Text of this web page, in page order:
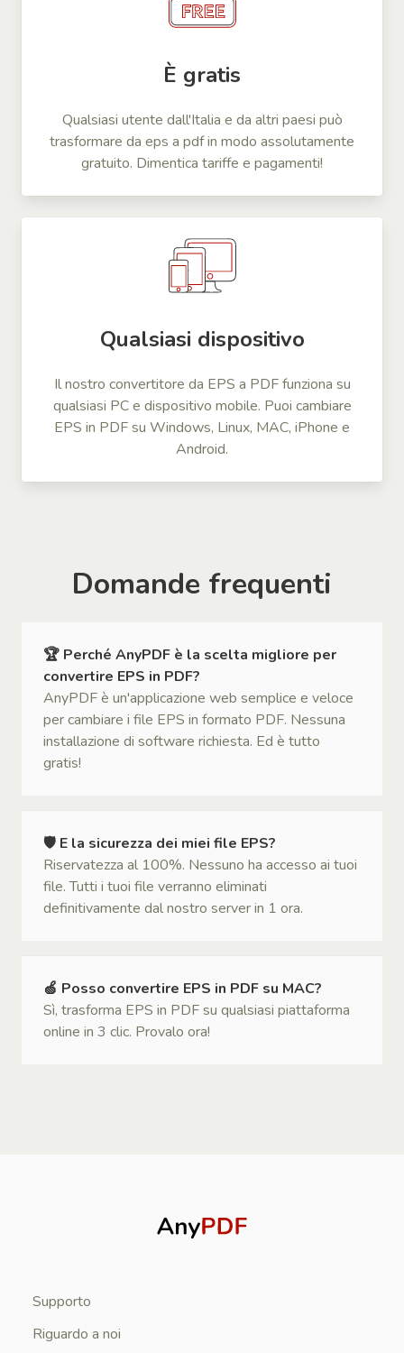
È gratis
Qualsiasi utente dall'Italia e da altri paesi può
trasformare da eps a pdf in modo assolutamente
gratuito. Dimentica tariffe e pagamenti!
Qualsiasi dispositivo
Il nostro convertitore da EPS a PDF funziona su
qualsiasi PC e dispositivo mobile. Puoi cambiare
EPS in PDF su Windows, Linux, MAC, iPhone e
Android.
Domande frequenti
🏆 Perché AnyPDF è la scelta migliore per
convertire EPS in PDF?
AnyPDF è un'applicazione web semplice e veloce
per cambiare i file EPS in formato PDF. Nessuna
installazione di software richiesta. Ed è tutto
gratis!
🛡 E la sicurezza dei miei file EPS?
Riservatezza al 100%. Nessuno ha accesso ai tuoi
file. Tutti i tuoi file verranno eliminati
definitivamente dal nostro server in 1 ora.
🍏 Posso convertire EPS in PDF su MAC?
Sì, trasforma EPS in PDF su qualsiasi piattaforma
online in 3 clic. Provalo ora!
Supporto
Riguardo a noi